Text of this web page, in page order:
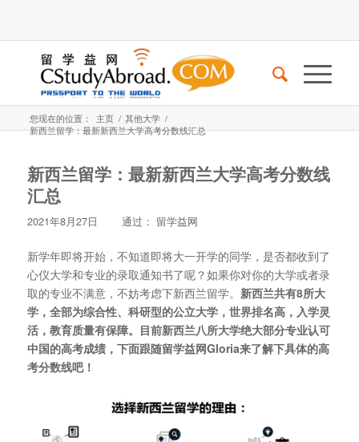
您现在的位置： 主页 / 其他大学 /
新西兰留学：最新新西兰大学高考分数线汇总
新西兰留学：最新新西兰大学高考分数线
汇总
2021年8月27日 通过： 留学益网
新学年即将开始，不知道即将大一开学的同学，是否都收到了
心仪大学和专业的录取通知书了呢？如果你对你的大学或者录
取的专业不满意，不妨考虑下新西兰留学。 新西兰共有8所大
学，全部为综合性、科研型的公立大学，世界排名高，入学灵
活，教育质量有保障。目前新西兰八所大学绝大部分专业认可
中国的高考成绩，下面跟随留学益网Gloria来了解下具体的高
考分数线吧！